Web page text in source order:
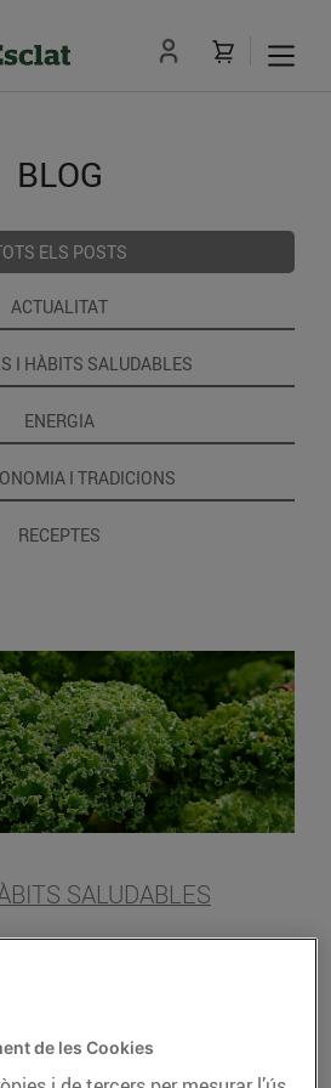
BLOG
ELS POSTS
ACTUALITAT
I HÀBITS SALUDABLES
ENERGIA
I TRADICIONS
RECEPTES
SALUDABLES
de la col Kale
de les Cookies